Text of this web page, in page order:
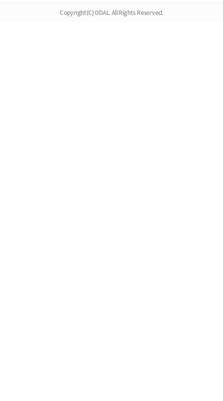
Copyright(C) ODAL. All Rights Reserved.